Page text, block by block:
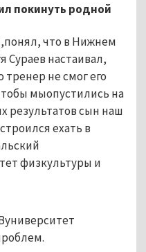
покинуть родной
что в Нижнем
Сураев настаивал,
не смог его
мыопустились на
результатов сын наш
ехать в
физкультуры и